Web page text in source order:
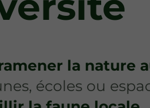
la nature
écoles ou